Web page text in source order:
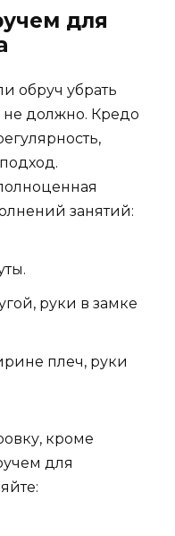
для
обруч убрать
не должно. Кредо
занятий:
руки в замке
плеч, руки
кроме
для